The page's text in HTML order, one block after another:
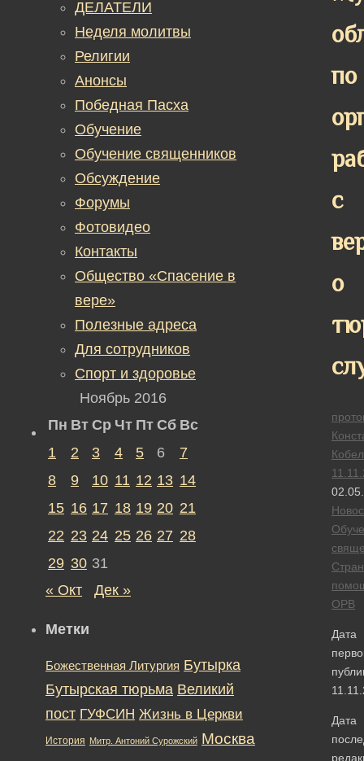
по
с
о
ОРВ
Дата
Дата
ДЕЛАТЕЛИ
Неделя молитвы
Религии
Анонсы
Победная Пасха
Обучение
Обучение священников
Обсуждение
Форумы
Фотовидео
Контакты
Общество «Спасение в
вере»
Полезные адреса
Для сотрудников
Спорт и здоровье
Ноябрь 2016
Пн Вт Ср Чт Пт Сб Вс
1
2 3 4 5 6
7
8
9 10 11 12 13 14
15 16 17 18 19 20 21
22 23 24 25 26 27 28
29 30 31
« Окт
Дек »
Метки
Божественная Литургия Бутырка
Бутырская тюрьма Великий
пост ГУФСИН Жизнь в Церкви
История Митр. Антоний Сурожский Москва